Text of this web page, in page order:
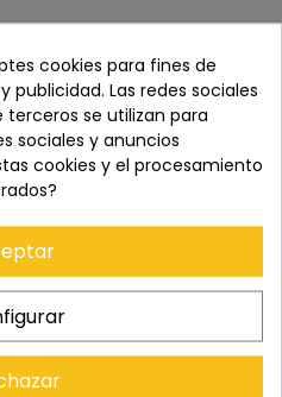
en nuestro TPV virtual 100%
en un plazo de 5 a 7 días
15 días, desde la recepción
la devolución.
cookies para fines de
publicidad. Las redes sociales
terceros se utilizan para
sociales y anuncios
cookies y el procesamiento